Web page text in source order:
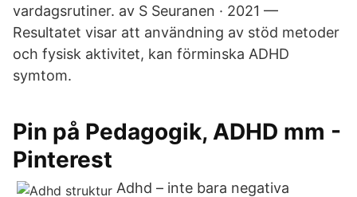
vardagsrutiner. av S Seuranen · 2021 —
Resultatet visar att användning av stöd metoder
och fysisk aktivitet, kan förminska ADHD
symtom.
Pin på Pedagogik, ADHD mm -
Pinterest
Adhd – inte bara negativa